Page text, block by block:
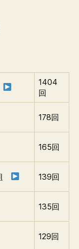
1404
回
178回
165回
139回
135回
129回